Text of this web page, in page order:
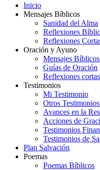
Inicio
Mensajes Bíblicos
Sanidad del Alma
Reflexiones
Reflexiones
Oración y Ayuno
Mensajes
Guías de Oración
Reflexiones
Testimonios
Mi Testimonio
Otros
Avances en la
Acciones de
Testimonios
Testimonios de
Plan Salvación
Poemas
Poemas Bíblicos